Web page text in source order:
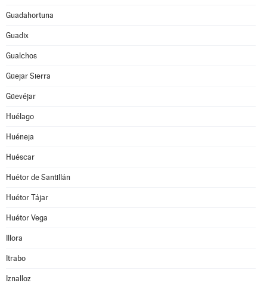
Guadahortuna
Guadix
Gualchos
Güejar Sierra
Güevéjar
Huélago
Huéneja
Huéscar
Huétor de Santillán
Huétor Tájar
Huétor Vega
Illora
Itrabo
Iznalloz